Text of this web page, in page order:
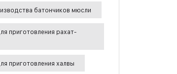
батончиков мюсли
приготовления рахат-
приготовления халвы